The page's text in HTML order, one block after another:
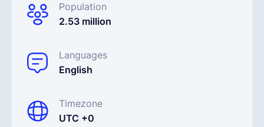
Population
2.53 million
Languages
English
Timezone
UTC +0
EOR & Payroll
Contractor Management